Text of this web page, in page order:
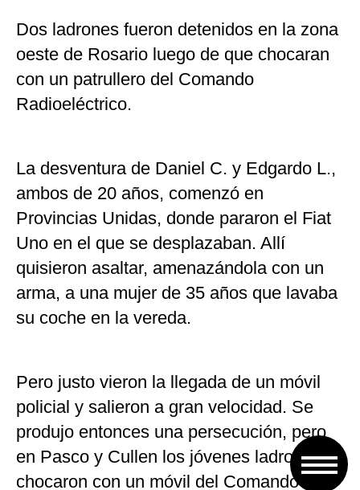
Dos ladrones fueron detenidos en la zona
oeste de Rosario luego de que chocaran
con un patrullero del Comando
Radioeléctrico.
La desventura de Daniel C. y Edgardo L.,
ambos de 20 años, comenzó en
Provincias Unidas, donde pararon el Fiat
Uno en el que se desplazaban. Allí
quisieron asaltar, amenazándola con un
arma, a una mujer de 35 años que lavaba
su coche en la vereda.
Pero justo vieron la llegada de un móvil
policial y salieron a gran velocidad. Se
produjo entonces una persecución, pero
en Pasco y Cullen los jóvenes ladrones
chocaron con un móvil del Comando